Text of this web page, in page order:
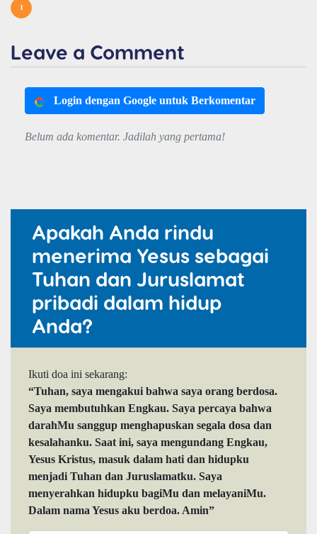
1
Leave a Comment
Login dengan Google untuk Berkomentar
Belum ada komentar. Jadilah yang pertama!
Apakah Anda rindu
menerima Yesus sebagai
Tuhan dan Juruslamat
pribadi dalam hidup
Anda?
Ikuti doa ini sekarang:
“Tuhan, saya mengakui bahwa saya orang berdosa.
Saya membutuhkan Engkau. Saya percaya bahwa
darahMu sanggup menghapuskan segala dosa dan
kesalahanku. Saat ini, saya mengundang Engkau,
Yesus Kristus, masuk dalam hati dan hidupku
menjadi Tuhan dan Juruslamatku. Saya
menyerahkan hidupku bagiMu dan melayaniMu.
Dalam nama Yesus aku berdoa. Amin”